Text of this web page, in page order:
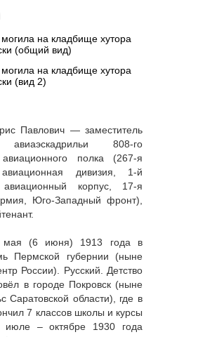
могила на кладбище хутора
(общий вид)
могила на кладбище хутора
(вид 2)
Павлович — заместитель
авиаэскадрильи 808-го
полка (267-я
дивизия, 1-й
корпус, 17-я
Юго-Западный фронт),
мая (6 июня) 1913 года в
Пермской губернии (ныне
России). Русский. Детство
в городе Покровск (ныне
Саратовской области), где в
7 классов школы и курсы
– октябре 1930 года